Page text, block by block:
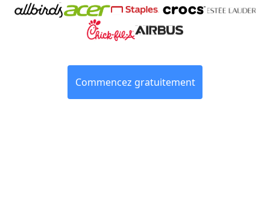
Commencez gratuitement